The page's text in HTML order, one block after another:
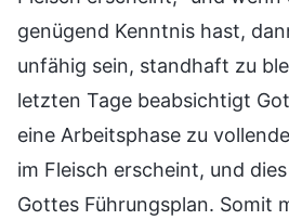
genügend Kenntnis hast,
unfähig sein, standhaft zu
letzten Tage beabsichtigt
eine Arbeitsphase zu
im Fleisch erscheint, und
Gottes Führungsplan. Somit